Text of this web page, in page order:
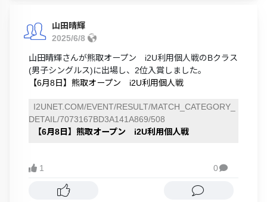
山田晴輝
2025/6/8
山田晴輝さんが熊取オープン i2U利用個人戦のBクラス
(男子シングルス)に出場し、2位入賞しました。
【6月8日】熊取オープン i2U利用個人戦
I2UNET.COM/EVENT/RESULT/MATCH_CATEGORY_
DETAIL/7073167BD3A141A869/508
【6月8日】熊取オープン i2U利用個人戦
1 0